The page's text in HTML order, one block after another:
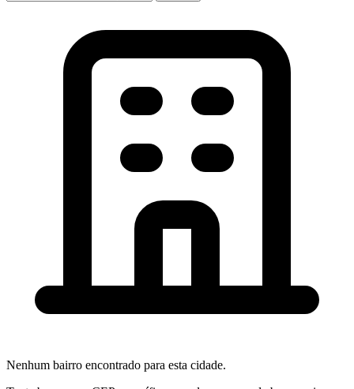
Nenhum bairro encontrado para esta cidade.